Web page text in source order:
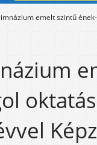
emelt szintű